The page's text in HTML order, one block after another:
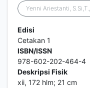
Yenni Ariestanti,
Edisi
Cetakan 1
ISBN/ISSN
978-602-202-464-4
Deskripsi Fisik
xii, 172 hlm; 21 cm